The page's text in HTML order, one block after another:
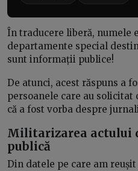
În traducere liberă, numele
departamente special
sunt informații publice!
De atunci, acest răspuns a
persoanele care au solicitat
că a fost vorba despre
Militarizarea actului
publică
Din datele pe care am